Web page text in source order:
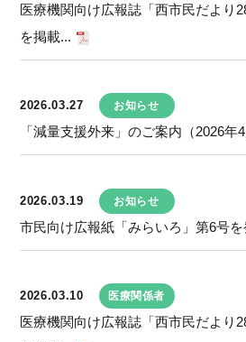
医療機関向け広報誌「西市民だより
を掲載...
2026.03.27 お知らせ
「減量支援外来」のご案内（2026年4
2026.03.19 お知らせ
市民向け広報紙「みらいろ」第6号
2026.03.10 医療関係者
医療機関向け広報誌「西市民だより